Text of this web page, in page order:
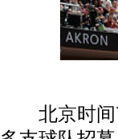
北京时间7